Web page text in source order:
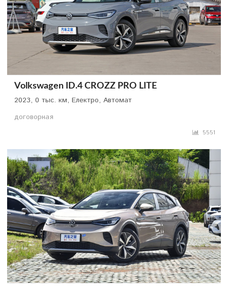
Volkswagen ID.4 CROZZ PRO LITE
2023, 0 тыс. км, Електро, Автомат
договорная
5551